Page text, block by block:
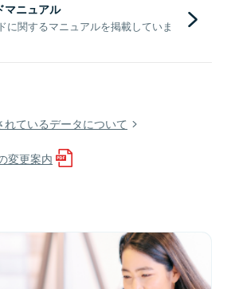
マニュアル
に関するマニュアルを掲載していま
ているデータについて
変更案内